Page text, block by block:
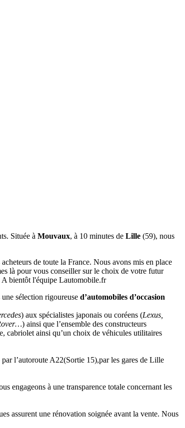
Située à Mouvaux, à 10 minutes de Lille (59), nous
de toute la France. Nous avons mis en place
là pour vous conseiller sur le choix de votre futur
A bientôt l'équipe Lautomobile.fr
sélection rigoureuse d’automobiles d’occasion
) aux spécialistes japonais ou coréens (Lexus,
) ainsi que l’ensemble des constructeurs
cabriolet ainsi qu’un choix de véhicules utilitaires
l’autoroute A22(Sortie 15),par les gares de Lille
engageons à une transparence totale concernant les
assurent une rénovation soignée avant la vente. Nous